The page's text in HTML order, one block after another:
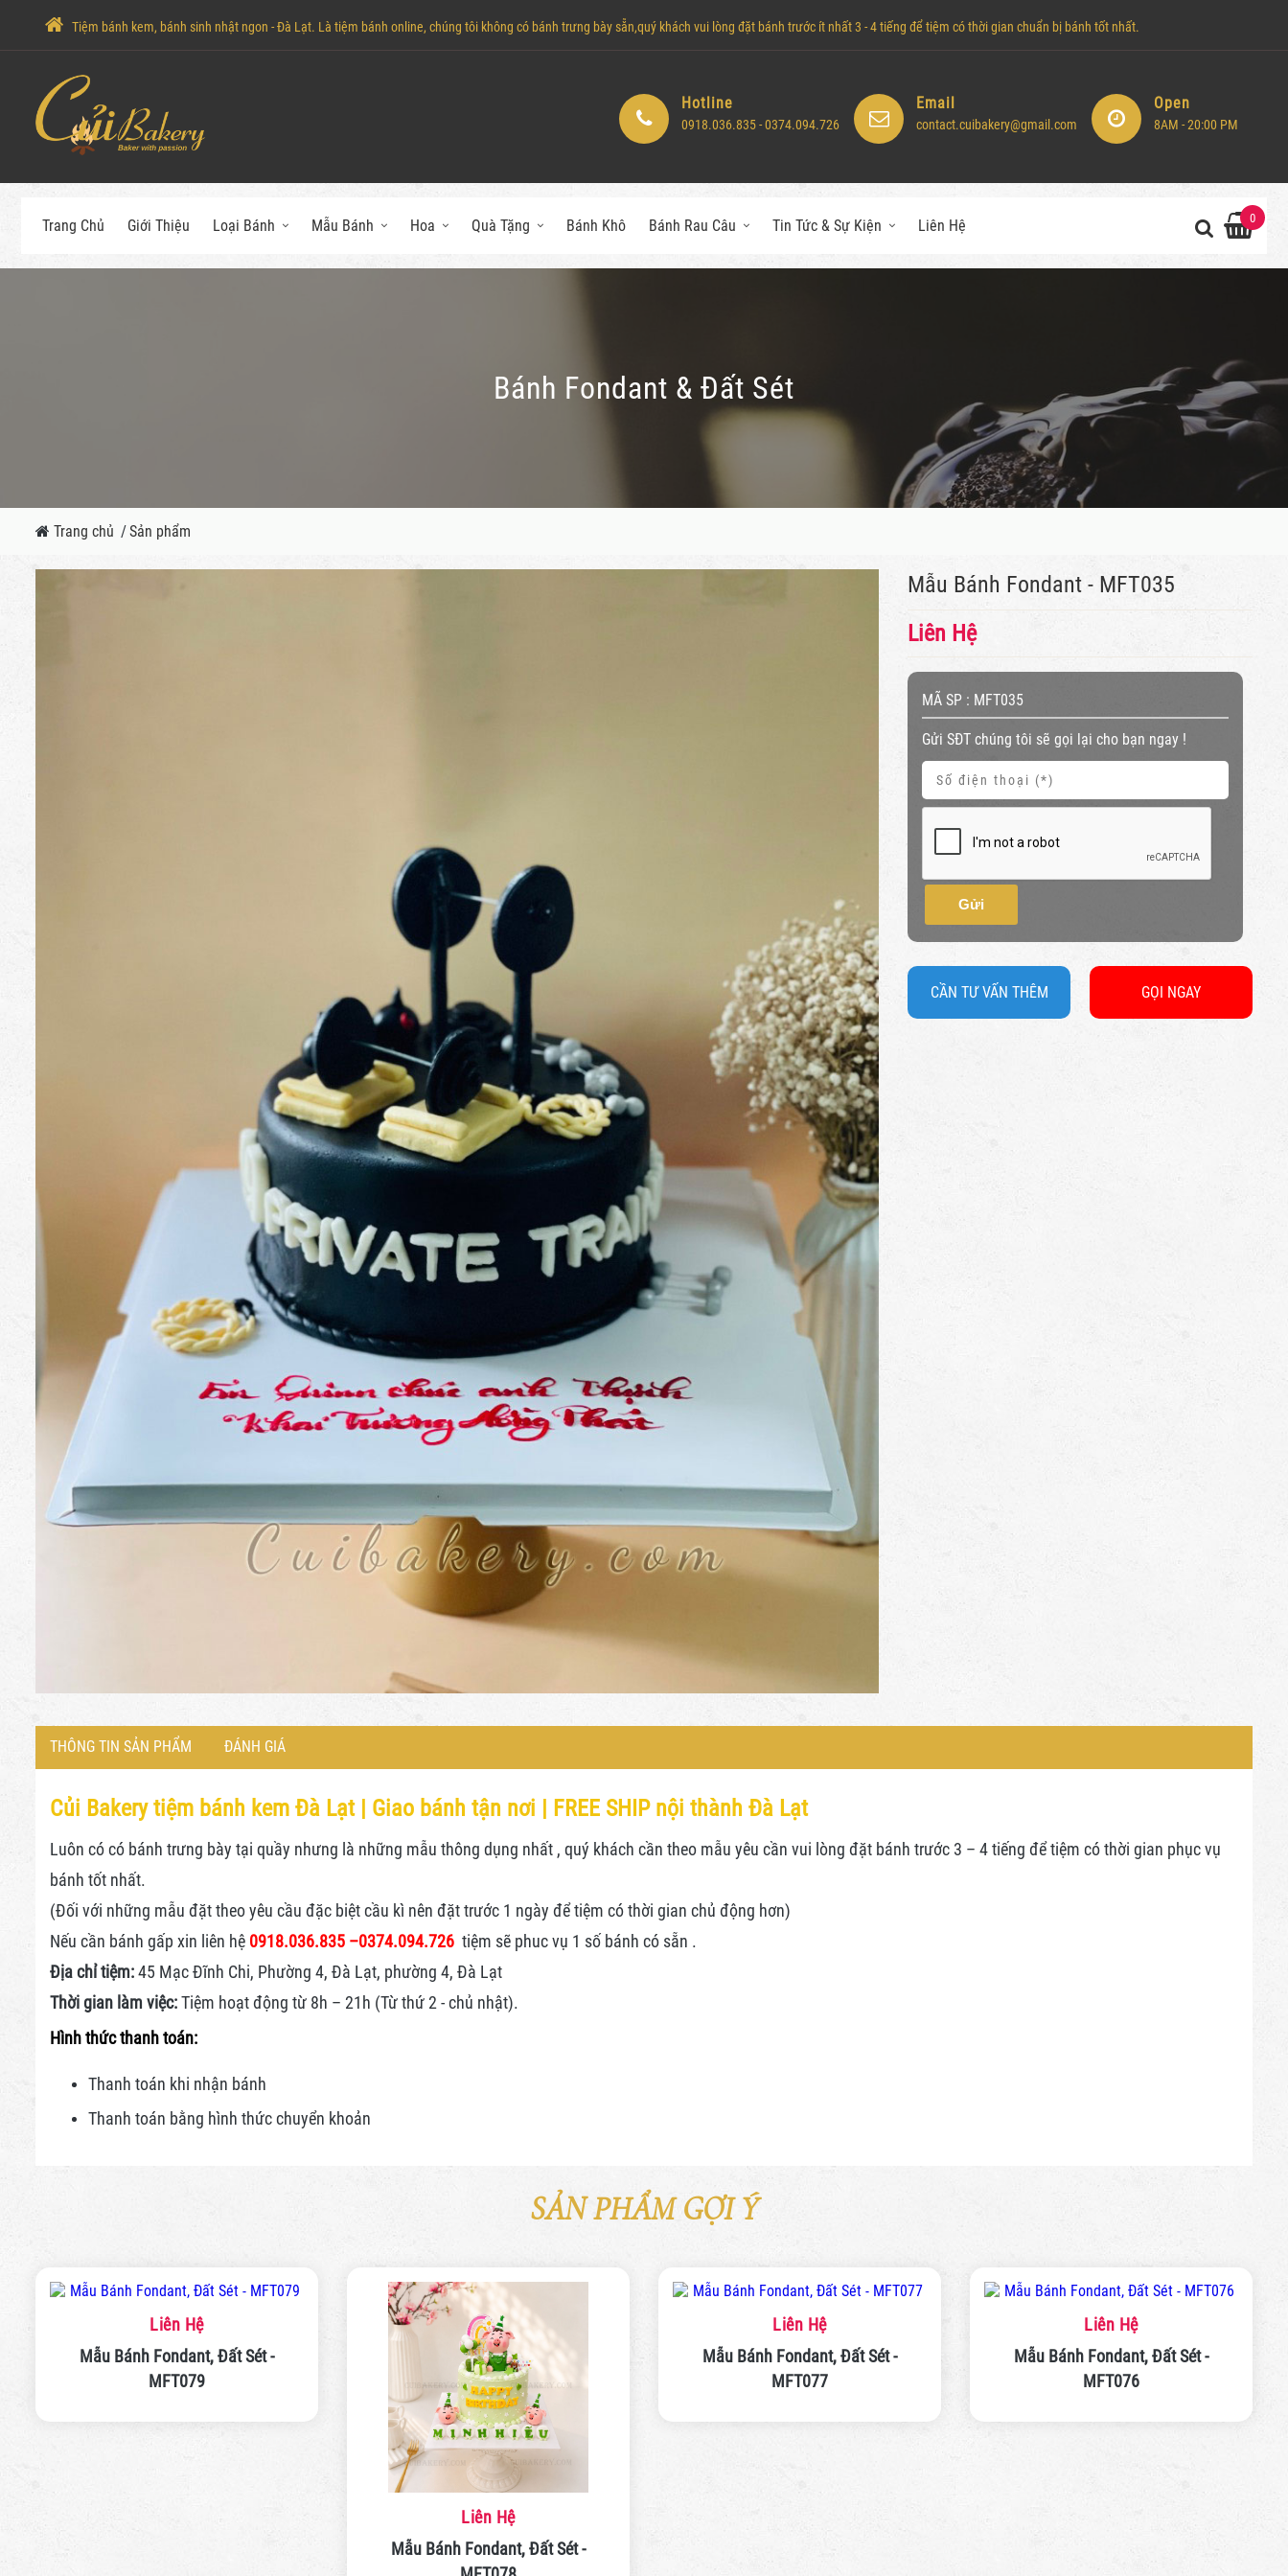
Tiệm bánh kem, bánh sinh nhật ngon - Đà Lạt. Là tiệm bánh online, chúng tôi không có bánh trưng bày sẵn,quý khách vui lòng đặt bánh trước ít nhất 3 - 4 tiếng để tiệm có thời gian chuẩn bị bánh tốt nhất.
Hotline
0918.036.835 - 0374.094.726
Email
contact.cuibakery@gmail.com
Open
8AM - 20:00 PM
Trang Chủ Giới Thiệu Loại Bánh Mẫu Bánh Hoa Quà Tặng Bánh Khô Bánh Rau Câu Tin Tức & Sự Kiện Liên Hệ 0
Bánh Fondant & Đất Sét
Trang chủ /Sản phẩm
Mẫu Bánh Fondant - MFT035
Liên Hệ
MÃ SP : MFT035
Gửi SĐT chúng tôi sẽ gọi lại cho bạn ngay !
Gửi
CẦN TƯ VẤN THÊM GỌI NGAY
THÔNG TIN SẢN PHẨM ĐÁNH GIÁ
Củi Bakery tiệm bánh kem Đà Lạt | Giao bánh tận nơi | FREE SHIP nội thành Đà Lạt
Luôn có có bánh trưng bày tại quầy nhưng là những mẫu thông dụng nhất , quý khách cần theo mẫu yêu cần vui lòng đặt bánh trước 3 – 4 tiếng để tiệm có thời gian phục vụ
bánh tốt nhất.
(Đối với những mẫu đặt theo yêu cầu đặc biệt cầu kì nên đặt trước 1 ngày để tiệm có thời gian chủ động hơn)
Nếu cần bánh gấp xin liên hệ 0918.036.835 –0374.094.726 tiệm sẽ phuc vụ 1 số bánh có sẵn .
Địa chỉ tiệm:45 Mạc Đĩnh Chi, Phường 4, Đà Lạt, phường 4, Đà Lạt
Thời gian làm việc:Tiệm hoạt động từ 8h – 21h (Từ thứ 2 - chủ nhật).
Hình thức thanh toán:
Thanh toán khi nhận bánh
Thanh toán bằng hình thứcchuyển khoản
SẢN PHẨM GỢI Ý
Liên Hệ
Mẫu Bánh Fondant, Đất Sét -
MFT077
Liên Hệ
Mẫu Bánh Fondant, Đất Sét -
MFT076
Liên Hệ
Mẫu Bánh Fondant, Đất Sét -
MFT075